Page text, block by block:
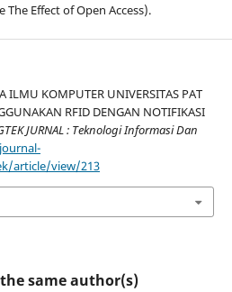
Effect of Open Access).
ILMU KOMPUTER UNIVERSITAS PAT
RFID DENGAN NOTIFIKASI
JURNAL : Teknologi Informasi Dan
article/view/213
same author(s)